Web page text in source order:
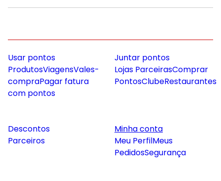
Usar pontos
ProdutosViagensVales-
compraPagar fatura
com pontos
Juntar pontos
Lojas ParceirasComprar
PontosClubeRestaurantes
Descontos
Parceiros
Minha conta
Meu PerfilMeus
PedidosSegurança